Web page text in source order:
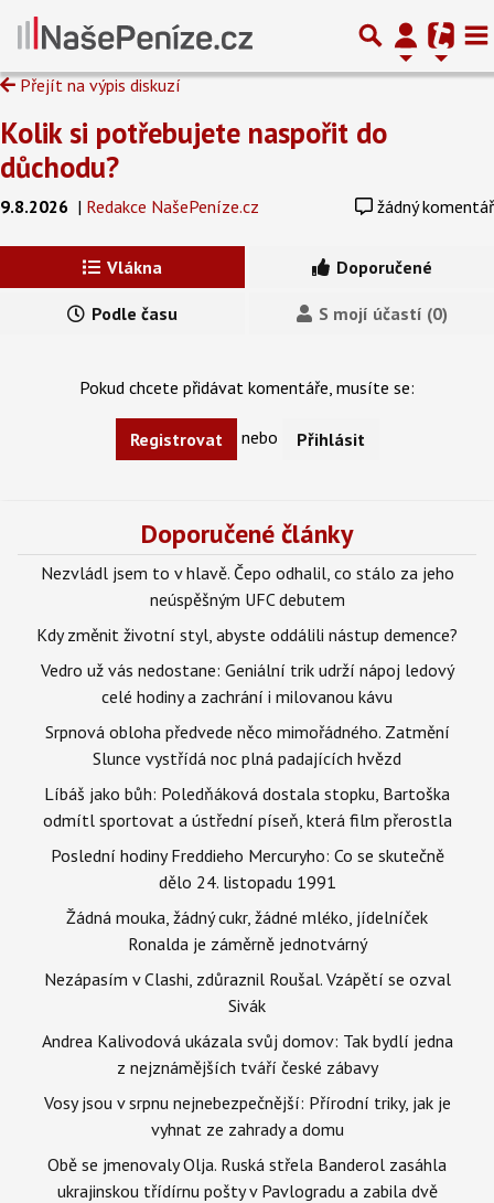
Přejít na výpis diskuzí
Kolik si potřebujete naspořit do
důchodu?
9.8.2026 | Redakce NašePeníze.cz žádný komentář
Vlákna Doporučené
Podle času S mojí účastí (0)
Pokud chcete přidávat komentáře, musíte se:
Registrovat nebo Přihlásit
Doporučené články
Nezvládl jsem to v hlavě. Čepo odhalil, co stálo za jeho
neúspěšným UFC debutem
Kdy změnit životní styl, abyste oddálili nástup demence?
Vedro už vás nedostane: Geniální trik udrží nápoj ledový
celé hodiny a zachrání i milovanou kávu
Srpnová obloha předvede něco mimořádného. Zatmění
Slunce vystřídá noc plná padajících hvězd
Líbáš jako bůh: Poledňáková dostala stopku, Bartoška
odmítl sportovat a ústřední píseň, která film přerostla
Poslední hodiny Freddieho Mercuryho: Co se skutečně
dělo 24. listopadu 1991
Žádná mouka, žádný cukr, žádné mléko, jídelníček
Ronalda je záměrně jednotvárný
Nezápasím v Clashi, zdůraznil Roušal. Vzápětí se ozval
Sivák
Andrea Kalivodová ukázala svůj domov: Tak bydlí jedna
z nejznámějších tváří české zábavy
Vosy jsou v srpnu nejnebezpečnější: Přírodní triky, jak je
vyhnat ze zahrady a domu
Obě se jmenovaly Olja. Ruská střela Banderol zasáhla
ukrajinskou třídírnu pošty v Pavlogradu a zabila dvě